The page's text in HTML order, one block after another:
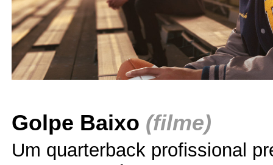
Golpe Baixo (filme)
Um quarterback profissional